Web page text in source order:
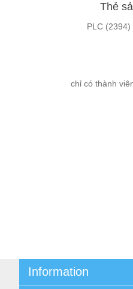
Thẻ
PLC (2394)
chỉ có thành
Information